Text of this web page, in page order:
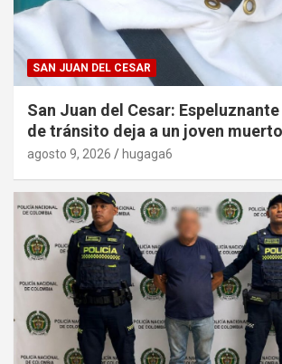
SAN JUAN DEL CESAR
San Juan del Cesar:
de tránsito deja a un joven muerto
agosto 9, 2026 hugaga6